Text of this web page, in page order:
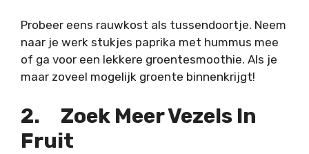
Probeer eens rauwkost als tussendoortje. Neem
naar je werk stukjes paprika met hummus mee
of ga voor een lekkere groentesmoothie. Als je
maar zoveel mogelijk groente binnenkrijgt!
2. Zoek Meer Vezels In
Fruit